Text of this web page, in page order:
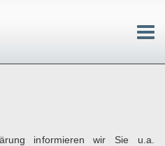
informieren wir Sie u.a.